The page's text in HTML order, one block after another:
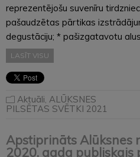
reprezentējošu suvenīru
pašaudzētas pārtikas
degustāciju; * pašizgatavotu
LASĪT VISU
Aktuāli ALŪKSNES
PILSĒTAS SVĒTKI 2021
Apstiprināts Alūksnes
2020. gada publiskais